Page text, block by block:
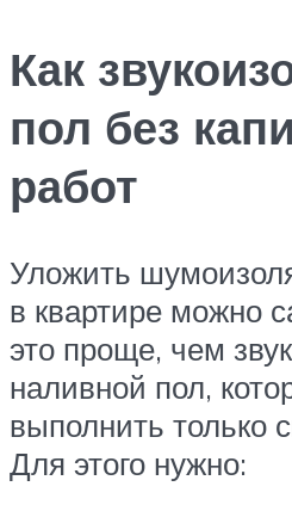
Как
пол без
работ
Уложить
в квартире можно
это проще, чем
наливной пол,
выполнить только
Для этого нужно: